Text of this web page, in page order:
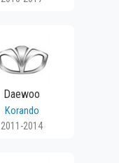
Daewoo
Korando
2011-2014